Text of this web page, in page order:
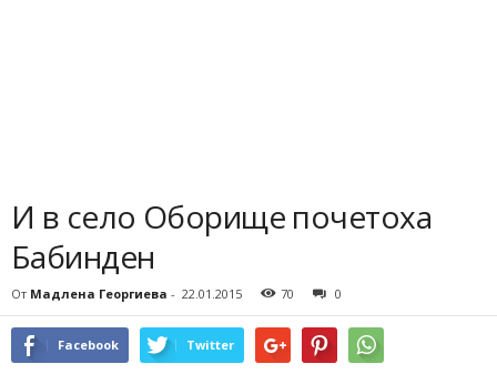
И в село Оборище почетоха
Бабинден
От Мадлена Георгиева - 22.01.2015 70 0
Facebook Twitter